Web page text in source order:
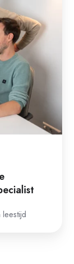
leestijd